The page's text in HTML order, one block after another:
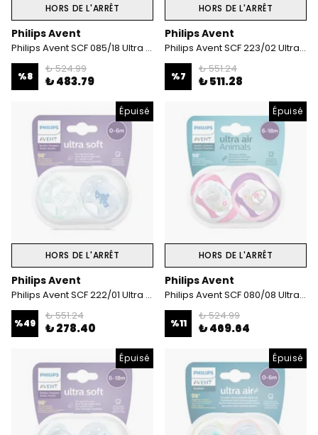
HORS DE L'ARRÊT
Philips Avent
Philips Avent SCF 085/18 Ultra Air Emzik 6-18 ay kız
%8
₺ 524.99
₺ 483.79
HORS DE L'ARRÊT
Philips Avent
Philips Avent SCF 223/02 Ultra Soft Emzik 6-18 Ay Kız
%7
₺ 551.24
₺ 511.28
Épuisé
HORS DE L'ARRÊT
Philips Avent
Philips Avent SCF 222/01 Ultra soft emzik 0-6 Ay Erkek
%49
₺ 551.24
₺ 278.40
Épuisé
HORS DE L'ARRÊT
Philips Avent
Philips Avent SCF 080/08 Ultra Air Emzik 6-18 Ay Kız
%11
₺ 524.99
₺ 469.64
Épuisé Épuisé